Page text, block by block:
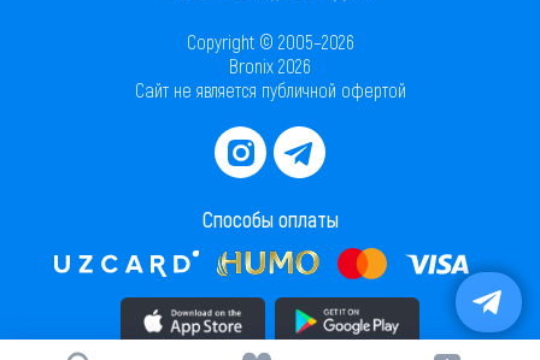
Copyright © 2005–2026
Bronix 2026
Сайт не является публичной офертой
Способы оплаты
Скачать приложение в AppStore Скачать приложение в PlayMarket